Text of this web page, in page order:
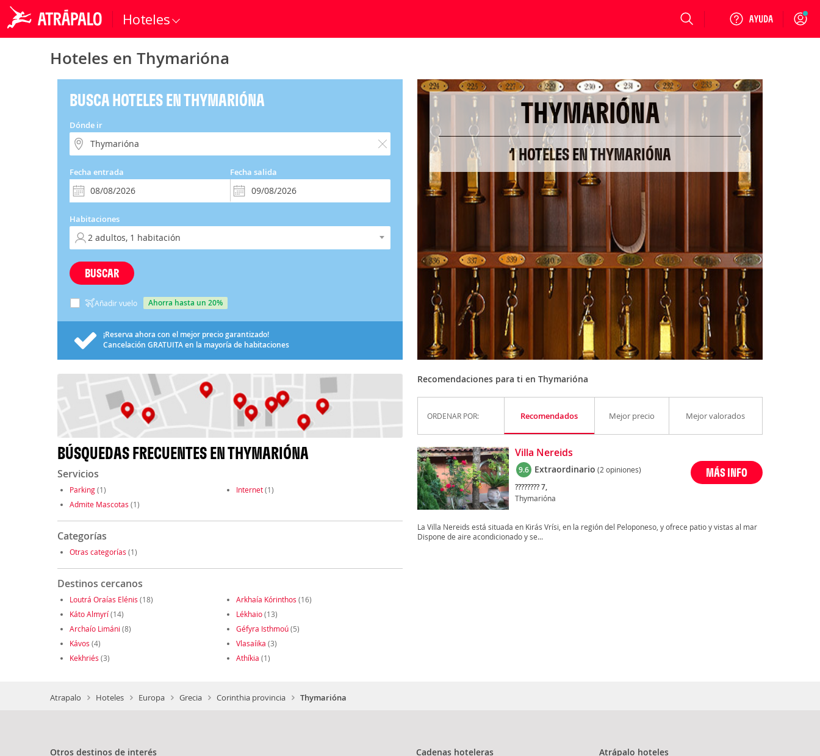
Hoteles Login
Hoteles en Thymarióna
BUSCA HOTELES EN THYMARIÓNA
Dónde ir
Fecha entrada Fecha salida
Habitaciones
BUSCAR
Añadir vuelo ahorra hasta un 20%
¡Reserva ahora con el mejor precio garantizado!
Cancelación GRATUITAen la mayoría de habitaciones
BÚSQUEDAS FRECUENTES EN THYMARIÓNA
Servicios
Parking(1) Internet(1)
Admite Mascotas (1)
Categorías
Otras categorías (1)
Destinos cercanos
Loutrá Oraías Elénis (18) Arkhaía Kórinthos (16)
Káto Almyrí(14) Lékhaio(13)
Archaío Limáni (8) Géfyra Isthmoú(5)
Kávos (4) Vlasaíika (3)
Kekhriés (3) Athíkia (1)
THYMARIÓNA
1 HOTELES EN THYMARIÓNA
Recomendaciones para ti en Thymarióna
ORDENAR POR: Recomendados Mejor precio Mejor valorados
Villa Nereids
9.6 Extraordinario (2 opiniones)
???????? 7,
Thymarióna
MÁS INFO
La Villa Nereids está situada en Kirás Vrísi, en la región del Peloponeso, y ofrece patio y vistas al mar
Dispone de aire acondicionado y se...
Atrapalo Hoteles Europa Grecia Corinthia provincia Thymarióna
Otros destinos de interés Cadenas hoteleras Atrápalo hoteles